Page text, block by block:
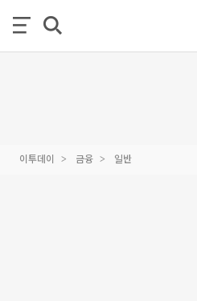
이투데이 금융 일반